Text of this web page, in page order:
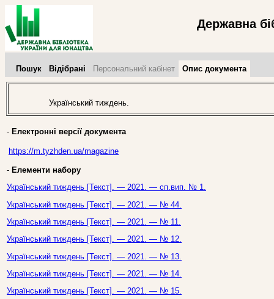
Державна
Пошук Відібрані Персональний кабінет Опис документа
Український тиждень.
- Електронні версії документа
https://m.tyzhden.ua/magazine
- Елементи набору
Український тиждень [Текст]. — 2021. — сп.вип. № 1.
Український тиждень [Текст]. — 2021. — № 44.
Український тиждень [Текст]. — 2021. — № 11.
Український тиждень [Текст]. — 2021. — № 12.
Український тиждень [Текст]. — 2021. — № 13.
Український тиждень [Текст]. — 2021. — № 14.
Український тиждень [Текст]. — 2021. — № 15.